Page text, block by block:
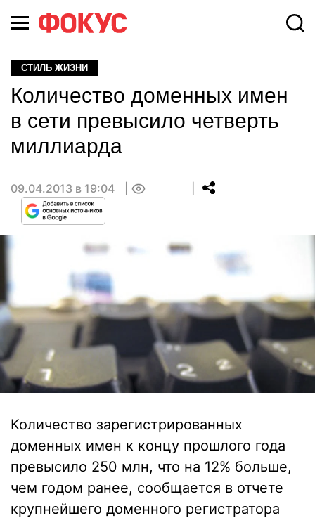
СТИЛЬ ЖИЗНИ
Количество доменных имен
в сети превысило четверть
миллиарда
09.04.2013 в 19:04
Количество зарегистрированных
доменных имен к концу прошлого года
превысило 250 млн, что на 12% больше,
чем годом ранее, сообщается в отчете
крупнейшего доменного регистратора